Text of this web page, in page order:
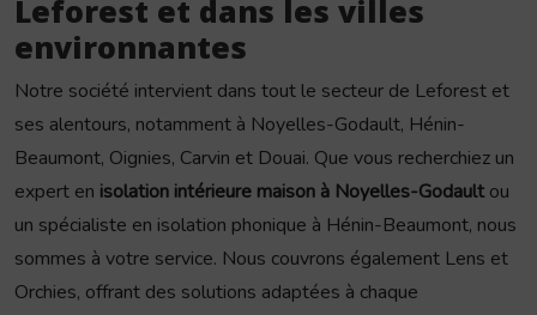
Leforest et dans les villes
environnantes
Notre société intervient dans tout le secteur de Leforest et
ses alentours, notamment à Noyelles-Godault, Hénin-
Beaumont, Oignies, Carvin et Douai. Que vous recherchiez un
expert en isolation intérieure maison à Noyelles-Godault ou
un spécialiste en isolation phonique à Hénin-Beaumont, nous
sommes à votre service. Nous couvrons également Lens et
Orchies, offrant des solutions adaptées à chaque